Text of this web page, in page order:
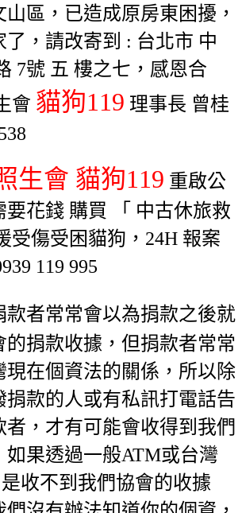
區，已造成原房東困擾，
了，請改寄到 : 台北市 中
7號 五 樓之七，感恩合
會 貓狗119 理事長 曾桂
生會 貓狗119 重啟公
要花錢 購買 「 中古休旅救
受傷受困貓狗，24H 報案
119 995
款者常常會以為捐款之後就
的捐款收據，但捐款者常常
現在個資法的關係，所以除
捐款的人或有私訊打電話告
者，才有可能會收得到我們
如果透過一般ATM或台灣
收不到我們協會的收據